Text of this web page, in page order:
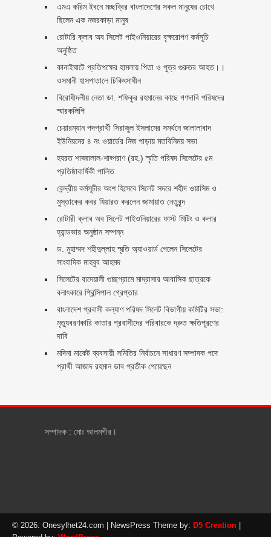
এমএ করিম ইবনে মচ্ছব্বির বাংলাদেশের সকল মানুষের চোখে
ছিলেন এক নজরকাড়া মানুষ ‎
রোটারি ক্লাব অব সিলেট পাইওনিয়ারের বৃক্ষরোপণ কর্মসূচি
অনুষ্ঠিত
কানাইঘাটে প্রতিপক্ষের হামলায় পিতা ও পুত্র গুরুতর আহত।।
ওসমানী হাসপাতালে চিকিৎসাধীন
বিরোধীদলীয় নেতা ডা. শফিকুর রহমানের কাছে গণদাবি পরিষদের
স্মারকলিপি ‎
চেয়ারম্যান পদপ্রার্থী সিরাজুল ইসলামের সমর্থনে জালালাবাদ
ইউনিয়নের ৪ নং ওয়ার্ডের নিজ পাড়ায় মতবিনিময় সভা
হযরত শাহ্জালাল-শাহ্পরাণ (রহ.) স্মৃতি পরিষদ সিলেটের ৫ম
প্রতিষ্ঠাবার্ষিকী পালিত ‎​
কেন্দ্রীয় কর্মসূচীর অংশ হিসেবে সিলেট সদরে শহীদ ওয়াসিম ও
মুস্তাকের কবর যিয়ারত করলেন জামায়াত নেতৃবৃন্দ ‎
রোটারী ক্লাব অব সিলেট পাইওনিয়ারের ফাস্ট মিটিং ও কলার
হ্যান্ডভার অনুষ্ঠান সম্পন্ন
ড. মুহাম্মদ শহীদুল্লাহ স্মৃতি অ্যাওয়ার্ড পেলেন সিলেটের
সাংবাদিক মাহবুব আহমদ
সিলেটের বাদেয়ালী গুচ্ছগ্রামে মাদ্রাসার আবাসিক ছাত্রকে
বলাৎকারে প্রিন্সিপাল গ্রেপ্তার ‎
বাংলাদেশ প্রবাসী কল্যাণ পরিষদ সিলেট বিভাগীয় কমিটির সভা:
মৃত্যুবরণকারি কাতার প্রবাসীদের পরিবারকে দ্রুত ক্ষতিপূরণের
দাবি
মদিনা মার্কেট ব্যবসায়ী সমিতির নির্বাচনে সাধারণ সম্পাদক পদে
প্রার্থী আজাদ রহমান ডাব প্রতীক পেয়েছেন ‎
সম্পাদক : মোঃ আলমগীর।
© 2026: Onesylhet24.com | NewsPress Theme by: D5 Creation